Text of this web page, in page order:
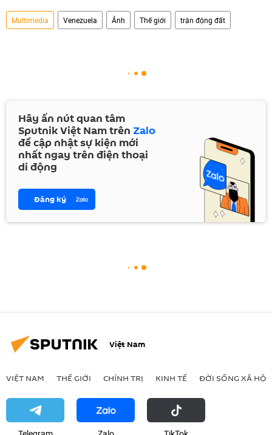
Multimedia Venezuela Ảnh Thế giới trận động đất
Hãy ấn nút quan tâm
Sputnik Việt Nam trên Zalo
để cập nhật sự kiện mới
nhất ngay trên điện thoại
di động
Đăng ký
Việt Nam
VIỆT NAM THẾ GIỚI CHÍNH TRỊ KINH TẾ ĐỜI SỐNG XÃ HỘI